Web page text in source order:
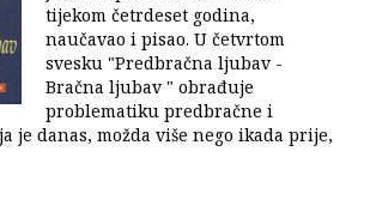
tijekom četrdeset godina,
naučavao i pisao. U četvrtom
svesku "Predbračna ljubav -
Bračna ljubav " obrađuje
problematiku predbračne i
je danas, možda više nego ikada prije,